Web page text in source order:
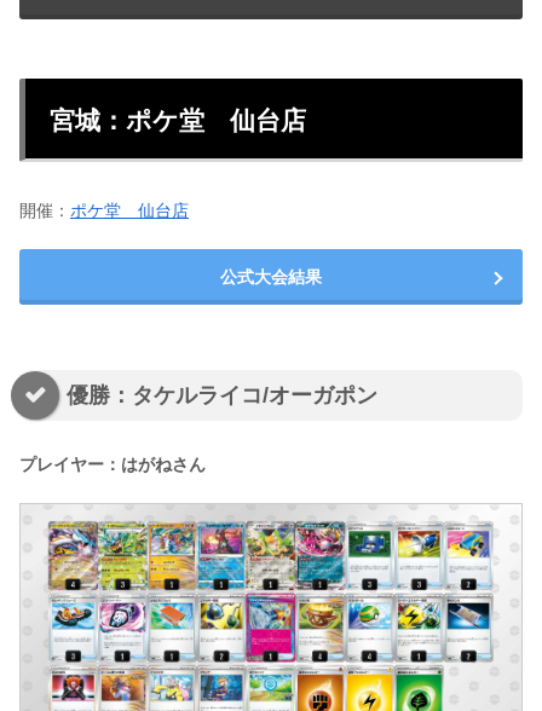
宮城：ポケ堂 仙台店
開催： ポケ堂 仙台店
公式大会結果
優勝：タケルライコ/オーガポン
プレイヤー：はがねさん